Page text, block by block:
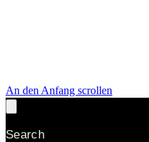
An den Anfang scrollen
Search